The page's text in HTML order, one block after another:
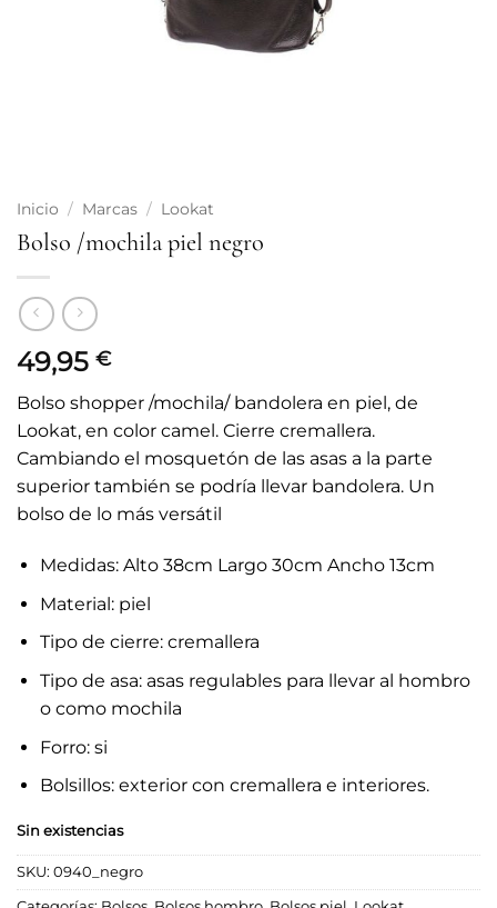
Inicio / Marcas / Lookat
Bolso /mochila piel negro
49,95 €
Bolso shopper /mochila/ bandolera en piel, de
Lookat, en color camel. Cierre cremallera.
Cambiando el mosquetón de las asas a la parte
superior también se podría llevar bandolera. Un
bolso de lo más versátil
Medidas: Alto 38cm Largo 30cm Ancho 13cm
Material: piel
Tipo de cierre: cremallera
Tipo de asa: asas regulables para llevar al hombro
o como mochila
Forro: si
Bolsillos: exterior con cremallera e interiores.
Sin existencias
SKU: 0940_negro